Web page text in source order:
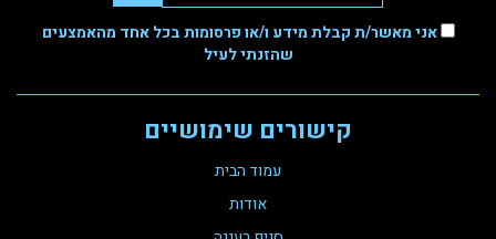
קישורים שימושיים
עמוד הבית
אודות
אני מאשר/ת קבלת מידע ו/או פרסומות בכל אחד מהאמצעים
שהזנתי לעיל